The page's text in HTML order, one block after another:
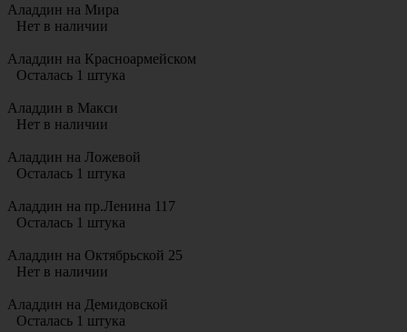
Аладдин на Мира
Нет в наличии
Аладдин на Красноармейском
Осталась 1 штука
Аладдин в Макси
Нет в наличии
Аладдин на Ложевой
Осталась 1 штука
Аладдин на пр.Ленина 117
Осталась 1 штука
Аладдин на Октябрьской 25
Нет в наличии
Аладдин на Демидовской
Осталась 1 штука